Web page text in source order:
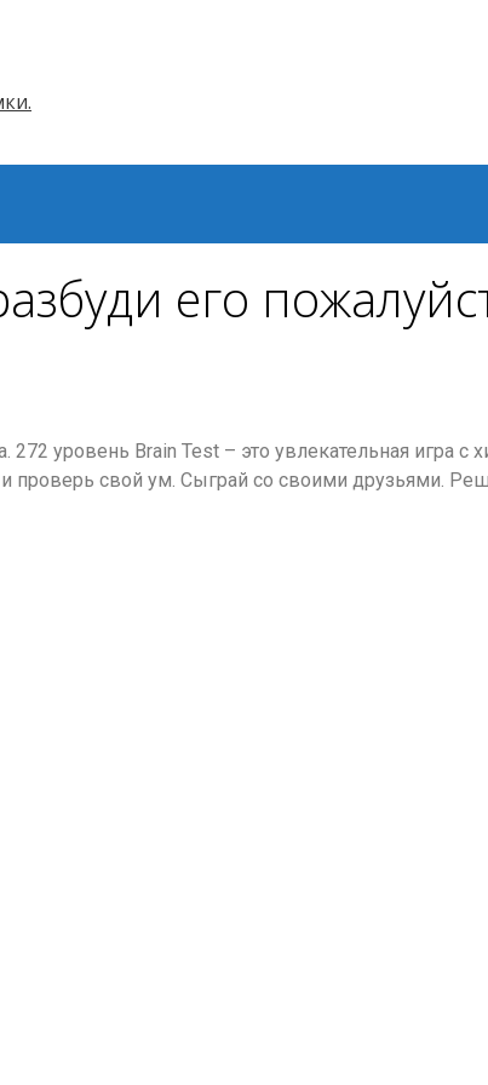
его
272 уровень Brain Test – это увлекательная игра
и проверь свой ум. Сыграй со своими друзьями.